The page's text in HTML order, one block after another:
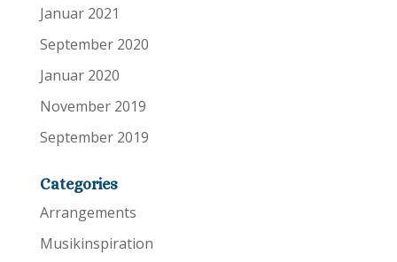
Januar 2021
September 2020
Januar 2020
November 2019
September 2019
Categories
Arrangements
Musikinspiration